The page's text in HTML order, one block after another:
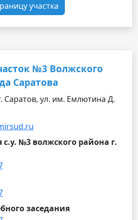
участка
№3 Волжского
Саратова
Саратов, ул. им. Емлютина Д.
№3 волжского района г.
заседания